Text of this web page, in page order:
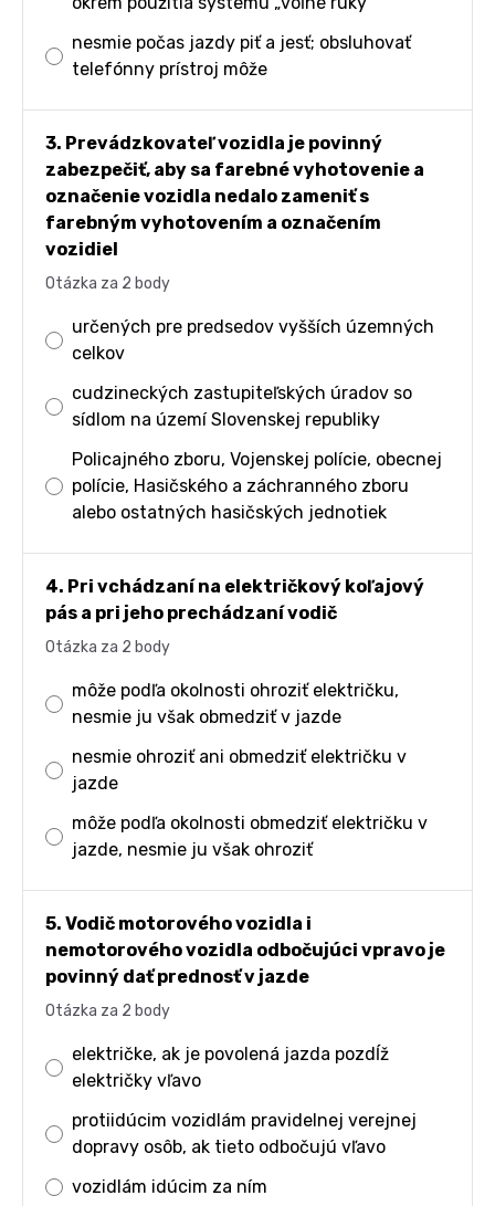
nesmie počas jazdy piť a jesť; obsluhovať
telefónny prístroj môže
3. Prevádzkovateľ vozidla je povinný
zabezpečiť, aby sa farebné vyhotovenie a
označenie vozidla nedalo zameniť s
farebným vyhotovením a označením
vozidiel
Otázka za 2 body
určených pre predsedov vyšších územných
celkov
cudzineckých zastupiteľských úradov so
sídlom na území Slovenskej republiky
Policajného zboru, Vojenskej polície, obecnej
polície, Hasičského a záchranného zboru
alebo ostatných hasičských jednotiek
4. Pri vchádzaní na električkový koľajový
pás a pri jeho prechádzaní vodič
Otázka za 2 body
môže podľa okolnosti ohroziť električku,
nesmie ju však obmedziť v jazde
nesmie ohroziť ani obmedziť električku v
jazde
môže podľa okolnosti obmedziť električku v
jazde, nesmie ju však ohroziť
5. Vodič motorového vozidla i
nemotorového vozidla odbočujúci vpravo je
povinný dať prednosť v jazde
Otázka za 2 body
električke, ak je povolená jazda pozdĺž
električky vľavo
protiidúcim vozidlám pravidelnej verejnej
dopravy osôb, ak tieto odbočujú vľavo
vozidlám idúcim za ním